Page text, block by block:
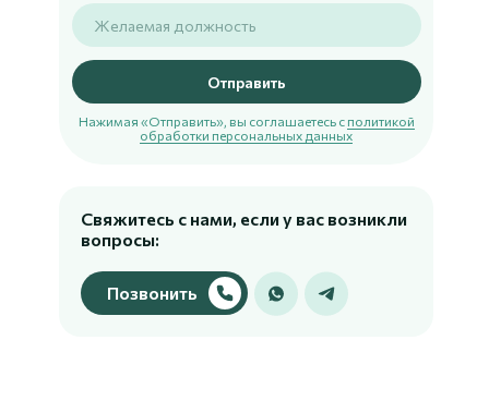
Нажимая «Отправить», вы соглашаетесь с политикой
обработки персональных данных
Отправить
Свяжитесь с нами, если у вас возникли
вопросы:
Позвонить